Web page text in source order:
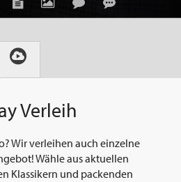
Verleih
Wir verleihen auch einzelne
Wähle aus aktuellen
Klassikern und packenden